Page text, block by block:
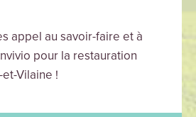
appel au savoir-faire et à
pour la restauration
Vilaine !